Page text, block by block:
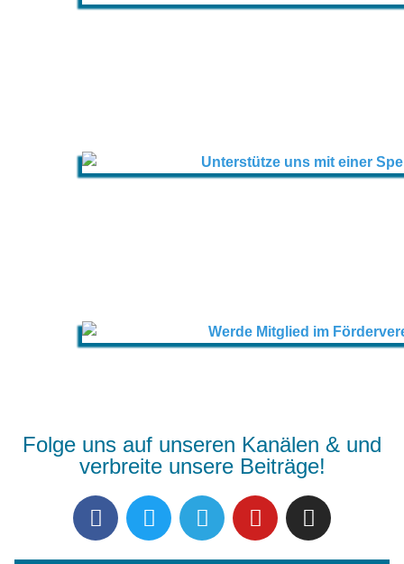
Folge uns auf unseren Kanälen & und
verbreite unsere Beiträge!